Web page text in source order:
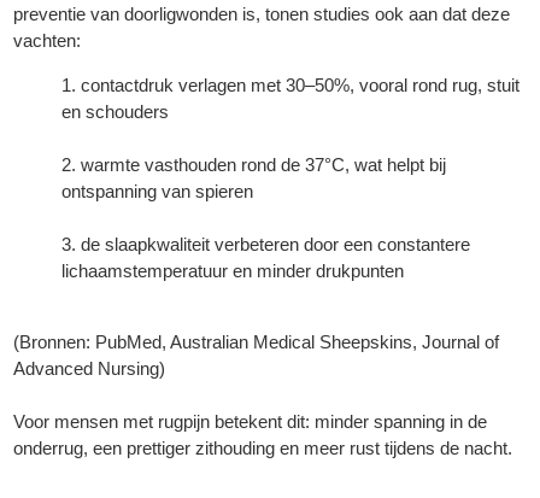
preventie van doorligwonden is, tonen studies ook aan dat deze
vachten:
contactdruk verlagen met 30–50%, vooral rond rug, stuit
en schouders
warmte vasthouden rond de 37°C, wat helpt bij
ontspanning van spieren
de slaapkwaliteit verbeteren door een constantere
lichaamstemperatuur en minder drukpunten
(Bronnen: PubMed, Australian Medical Sheepskins, Journal of
Advanced Nursing)
Voor mensen met rugpijn betekent dit: minder spanning in de
onderrug, een prettiger zithouding en meer rust tijdens de nacht.